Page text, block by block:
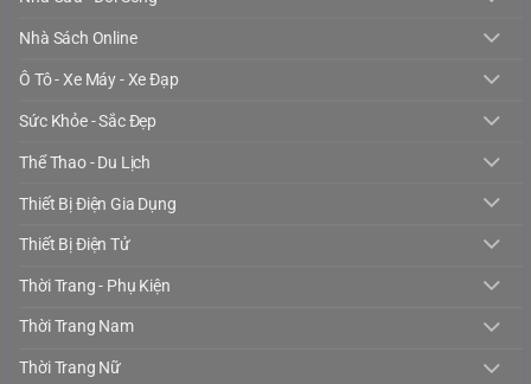
Nhà Sách Online
Ô Tô - Xe Máy - Xe Đạp
Sức Khỏe - Sắc Đẹp
Thể Thao - Du Lịch
Thiết Bị Điện Gia Dụng
Thiết Bị Điện Tử
Thời Trang - Phụ Kiện
Thời Trang Nam
Thời Trang Nữ